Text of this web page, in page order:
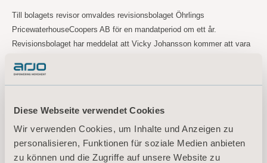
Diese Webseite verwendet Cookies
Wir verwenden Cookies, um Inhalte und Anzeigen zu
personalisieren, Funktionen für soziale Medien anbieten
zu können und die Zugriffe auf unsere Website zu
Till bolagets revisor omvaldes revisionsbolaget Öhrlings
PricewaterhouseCoopers AB för en mandatperiod om ett år.
Revisionsbolaget har meddelat att Vicky Johansson kommer att vara
enligt godkänd räkning.
Årsstämman beslutade att godkänna de av styrelsen föreslagna
riktlinjerna för ersättning till ledande befattningshavare.
Ersättningsrapport